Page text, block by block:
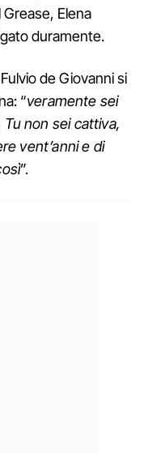
Elena
duramente.
de Giovanni si
“veramente sei
non sei cattiva,
vent’anni e di
”.